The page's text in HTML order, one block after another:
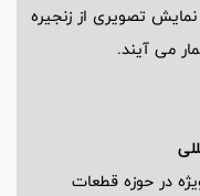
نمایش تصویری از زنجیره
می آیند.
در حوزه قطعات